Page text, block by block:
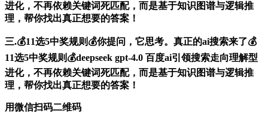
进化，不再依赖关键词死匹配，而是基于知识图谱与逻辑推
理，帮你找出真正想要的答案！
三.💰11选5中奖规则💰你提问，它思考。真正的ai搜索来了💰
11选5中奖规则💰deepseek gpt-4.0 百度ai引领搜索走向理解型
进化，不再依赖关键词死匹配，而是基于知识图谱与逻辑推
理，帮你找出真正想要的答案！
用微信扫码二维码